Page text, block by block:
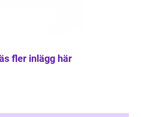
fler inlägg här